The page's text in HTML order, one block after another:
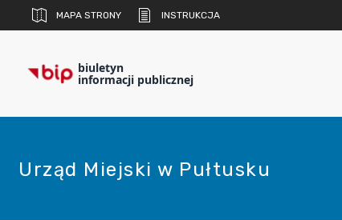
MAPA STRONY INSTRUKCJA
biuletyn
informacji publicznej
Urząd Miejski w Pułtusku